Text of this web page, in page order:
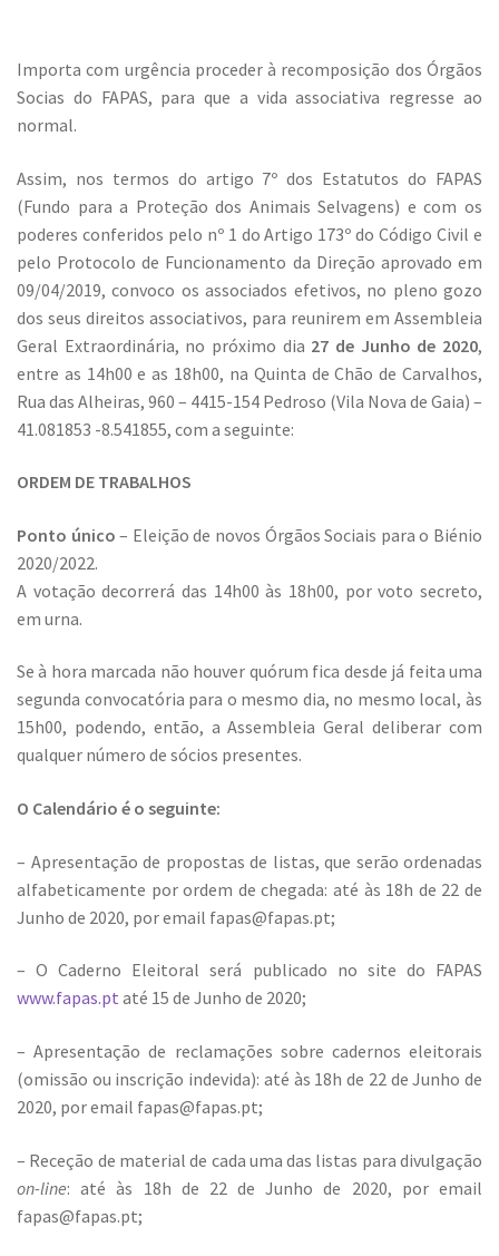
Importa com urgência proceder à recomposição dos Órgãos
Socias do FAPAS, para que a vida associativa regresse ao
normal.
Assim, nos termos do artigo 7º dos Estatutos do FAPAS
(Fundo para a Proteção dos Animais Selvagens) e com os
poderes conferidos pelo nº 1 do Artigo 173º do Código Civil e
pelo Protocolo de Funcionamento da Direção aprovado em
09/04/2019, convoco os associados efetivos, no pleno gozo
dos seus direitos associativos, para reunirem em Assembleia
Geral Extraordinária, no próximo dia 27 de Junho de 2020,
entre as 14h00 e as 18h00, na Quinta de Chão de Carvalhos,
Rua das Alheiras, 960 – 4415-154 Pedroso (Vila Nova de Gaia) –
41.081853 -8.541855, com a seguinte:
ORDEM DE TRABALHOS
Ponto único– Eleição de novos Órgãos Sociais para o Biénio
2020/2022.
A votação decorrerá das 14h00 às 18h00, por voto secreto,
em urna.
Se à hora marcada não houver quórum fica desde já feita uma
segunda convocatória para o mesmo dia, no mesmo local, às
15h00, podendo, então, a Assembleia Geral deliberar com
qualquer número de sócios presentes.
O Calendário é o seguinte:
– Apresentação de propostas de listas, que serão ordenadas
alfabeticamente por ordem de chegada: até às 18h de 22 de
Junho de 2020, por email fapas@fapas.pt;
– O Caderno Eleitoral será publicado no site do FAPAS
www.fapas.pt até 15 de Junho de 2020;
– Apresentação de reclamações sobre cadernos eleitorais
(omissão ou inscrição indevida): até às 18h de 22 de Junho de
2020, por email fapas@fapas.pt;
– Receção de material de cada uma das listas para divulgação
on-line: até às 18h de 22 de Junho de 2020, por email
fapas@fapas.pt;